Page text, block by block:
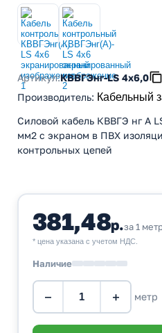
Артикул:КВВГЭнг-LS 4х6,0
Производитель: Кабельный
Силовой кабель КВВГЭ нг А
мм2 с экраном в ПВХ
контрольных цепей
381,48р.за 1
* цена указана с учетом НДС.
Наличие
− + метр